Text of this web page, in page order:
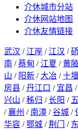
介休城市分站
介休网站地图
介休友情链接
武汉 / 江岸 / 江汉 /
南 /蔡甸 / 江夏 /黄
山 / 阳新 / 大冶 /十
房县 /丹江口 / 宜昌 /
兴山 /秭归 /长阳 /
/襄州 / 南漳 /谷城 /
华容 /鄂城 /荆门 /